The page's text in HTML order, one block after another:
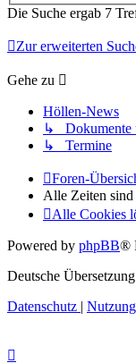
Die Suche ergab 7
Zur erweiterten
Gehe zu
Höllen-News
↳ Dokumente
↳ Termine
Foren-
Alle Zeiten sind
Alle Cookies
Powered by phpBB®
Deutsche
Datenschutz